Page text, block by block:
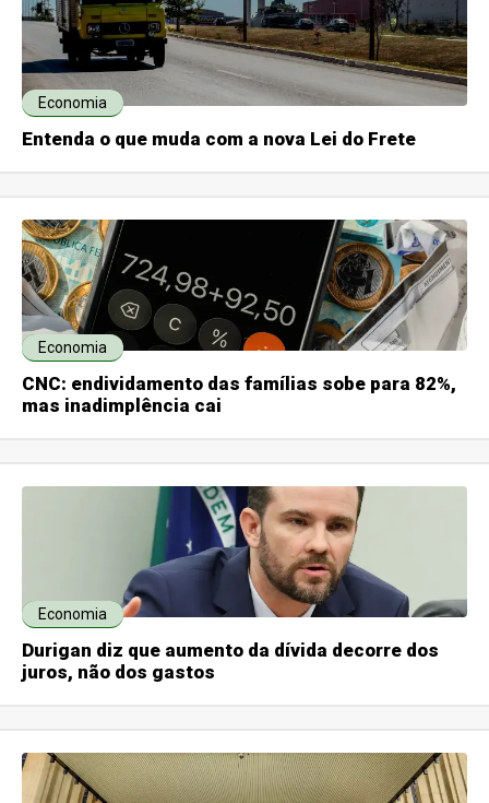
Economia
Entenda o que muda com a nova Lei do Frete
Economia
CNC: endividamento das famílias sobe para 82%,
mas inadimplência cai
Economia
Durigan diz que aumento da dívida decorre dos
juros, não dos gastos